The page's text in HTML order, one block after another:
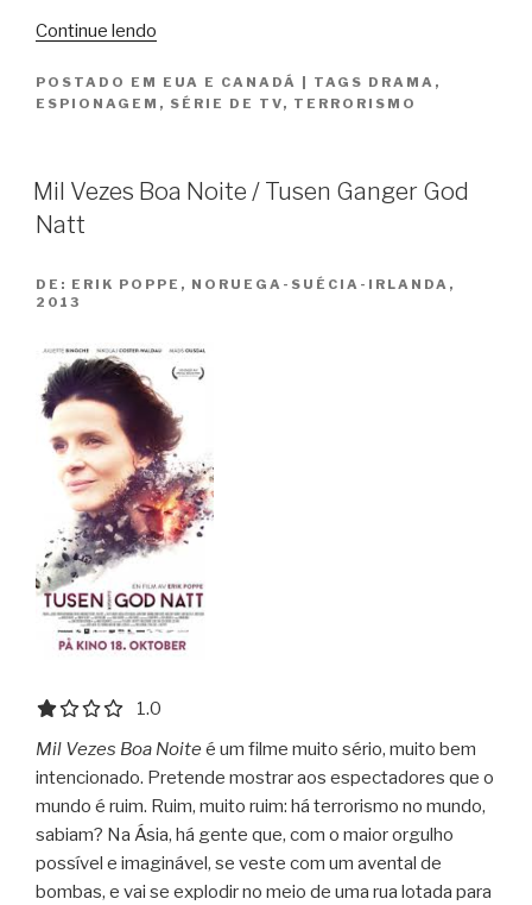
Continue lendo
A
Quarta
Quinta
POSTADO EM EUA E CANADÁ TAGS DRAMA ,
ESPIONAGEM , SÉRIE DE TV, TERRORISMO
Mil Vezes Boa Noite / Tusen Ganger God
Natt
DE: ERIK POPPE, NORUEGA-SUÉCIA-IRLANDA,
2013
1.0 out of 5.0 stars
1.0
Mil Vezes Boa Noite é um filme muito sério, muito bem
intencionado. Pretende mostrar aos espectadores que o
mundo é ruim. Ruim, muito ruim: há terrorismo no mundo,
sabiam? Na Ásia, há gente que, com o maior orgulho
possível e imaginável, se veste com um avental de
bombas, e vai se explodir no meio de uma rua lotada para